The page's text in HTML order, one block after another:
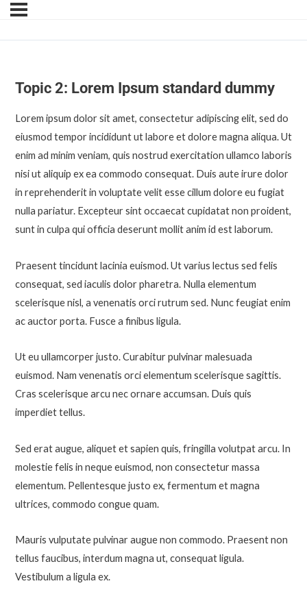
Topic 2: Lorem Ipsum standard dummy
Lorem ipsum dolor sit amet, consectetur adipiscing elit, sed do
eiusmod tempor incididunt ut labore et dolore magna aliqua. Ut
enim ad minim veniam, quis nostrud exercitation ullamco laboris
nisi ut aliquip ex ea commodo consequat. Duis aute irure dolor
in reprehenderit in voluptate velit esse cillum dolore eu fugiat
nulla pariatur. Excepteur sint occaecat cupidatat non proident,
sunt in culpa qui officia deserunt mollit anim id est laborum.
Praesent tincidunt lacinia euismod. Ut varius lectus sed felis
consequat, sed iaculis dolor pharetra. Nulla elementum
scelerisque nisl, a venenatis orci rutrum sed. Nunc feugiat enim
ac auctor porta. Fusce a finibus ligula.
Ut eu ullamcorper justo. Curabitur pulvinar malesuada
euismod. Nam venenatis orci elementum scelerisque sagittis.
Cras scelerisque arcu nec ornare accumsan. Duis quis
imperdiet tellus.
Sed erat augue, aliquet et sapien quis, fringilla volutpat arcu. In
molestie felis in neque euismod, non consectetur massa
elementum. Pellentesque justo ex, fermentum et magna
ultrices, commodo congue quam.
Mauris vulputate pulvinar augue non commodo. Praesent non
tellus faucibus, interdum magna ut, consequat ligula.
Vestibulum a ligula ex.